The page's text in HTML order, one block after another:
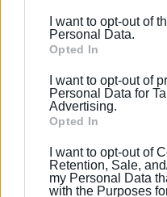
behaviour. You may
Google and its third-
section.
I want to opt-out of
Personal Data.
Opted In
I want to opt-out of
Personal Data for
Advertising.
Opted In
I want to opt-out of
Retention, Sale,
my Personal Data
with the Purposes